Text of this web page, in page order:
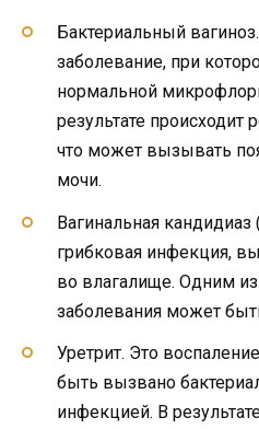
Бактериальный
заболевание, при
нормальной
результате происходит
что может вызывать
мочи.
Вагинальная
грибковая инфекция,
во влагалище. Одним
заболевания может
Уретрит. Это
быть вызвано
инфекцией. В